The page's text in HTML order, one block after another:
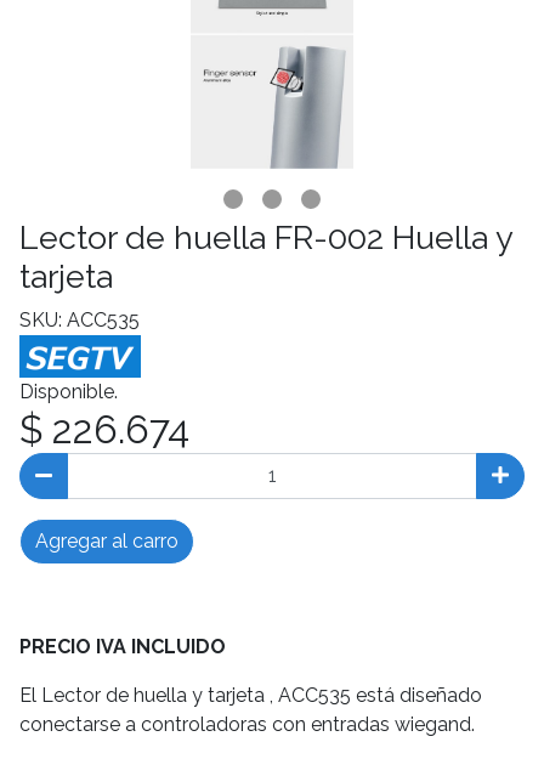
Lector de huella FR-002 Huella y
tarjeta
SKU: ACC535
Disponible.
$ 226.674
Agregar al carro
PRECIO IVA INCLUIDO
El Lector de huella y tarjeta , ACC535 está diseñado
conectarse a controladoras con entradas wiegand.